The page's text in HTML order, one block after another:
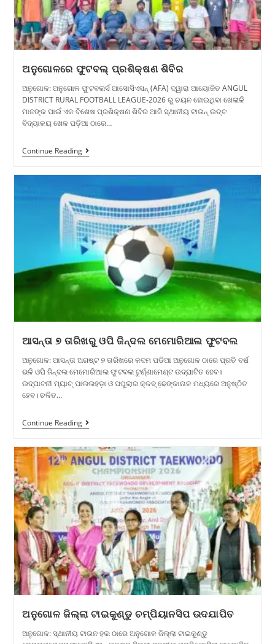
ଅନୁଗୋଳରେ ଫୁଟବଲ୍ ପ୍ରଶିକ୍ଷଣ ଶିବିର
ଅନୁଗୋଳ: ଅନୁଗୋଳ ଫୁଟବଲର୍ସ ଆସୋସିଏସନ୍ (AFA) ଦ୍ୱାରା ଆୟୋଜିତ ANGUL
DISTRICT RURAL FOOTBALL LEAGUE-2026 ରୁ ଚୟନ ହୋଇଥିବା ଖେଳାଳି
ମାନଙ୍କ ପାଇଁ ଏକ ବିଶେଷ ପ୍ରଶିକ୍ଷଣ ଶିବିର ଆଜି ସ୍ଥାନୀୟ ଟାଉନ୍ ଉଚ୍ଚ
ବିଦ୍ୟାଳୟ ଖେଳ ପଡ଼ିଆ ଠାରେ…
Continue Reading
ଆସନ୍ତା ୭ ତାରିଖରୁ ଓପି ଜିନ୍ଦଲ ମେମୋରିଆଲ ଫୁଟବଲ
ଅନୁଗୋଳ: ଆସନ୍ତା ଅଗଷ୍ଟ ୭ ତାରିଖରେ କଦମ ପଡିଆ ଅନୁଗୋଳ ଠାରେ ପ୍ରତି ବର୍ଷ
ଭଳି ଓପି ଜିନ୍ଦଲ ମେମୋରିଆଲ ଫୁଟବଲ ଟୁର୍ଣ୍ଣାମେଣ୍ଟ ଉଦ୍ଘାଟିତ ହେବ।
ଉଦ୍ଘାଟନୀ ମ୍ୟାଚ୍ ପାଲଲହଡ଼ା ଓ ପପୁଲାର କ୍ଳବ୍ ଢେ଼ଙ୍କାନାଳ ମଧ୍ୟରେ ଅନୁଷ୍ଠିତ
ହେବ। ଚଳିତ…
Continue Reading
ଅନୁଗୋଳ ଜିଲ୍ଲା ଟାଇକୁଣ୍ଡୁ ଚମ୍ପିୟାନସିପ ଉଦଯାପିତ
ଅନୁଗୋଳ: ସ୍ଥାନୀୟ ଟାଉନ ହଲ ଠାରେ ଅନୁଗୋଳ ଜିଲ୍ଲା ଟାଇକୁଣ୍ଡୁ